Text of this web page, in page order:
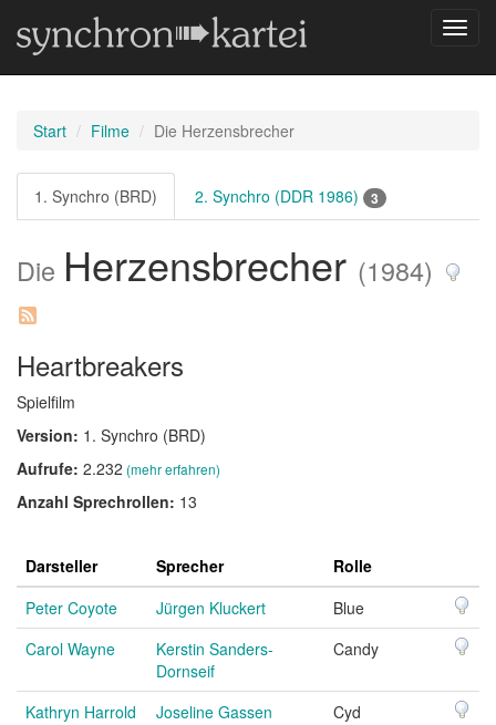
Start Filme Die Herzensbrecher
1. Synchro (BRD) 2. Synchro (DDR 1986) 3
Die Herzensbrecher (1984)
Heartbreakers
Spielfilm
Version: 1. Synchro (BRD)
Aufrufe: 2.232 (mehr erfahren)
Anzahl Sprechrollen: 13
Darsteller Sprecher
Rolle
Peter Coyote
Jürgen Kluckert
Blue
Carol Wayne
Kerstin Sanders-
Dornseif
Candy
Kathryn Harrold Joseline Gassen
Cyd